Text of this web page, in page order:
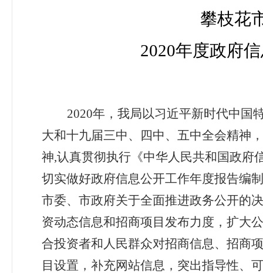
攀枝花
2020年度政府
2020年，我局以习近平新时代中国
大和十九届三中、四中、五中全会精神
神,认真贯彻执行《中华人民共和国政府
切实做好政府信息公开工作年度报告编
市委、市政府关于全面推进政务公开的
资动态信息和招商项目发布力度，扩大
合投资者和人民群众对招商信息、招商
目设置，补充网站信息，突出指导性、